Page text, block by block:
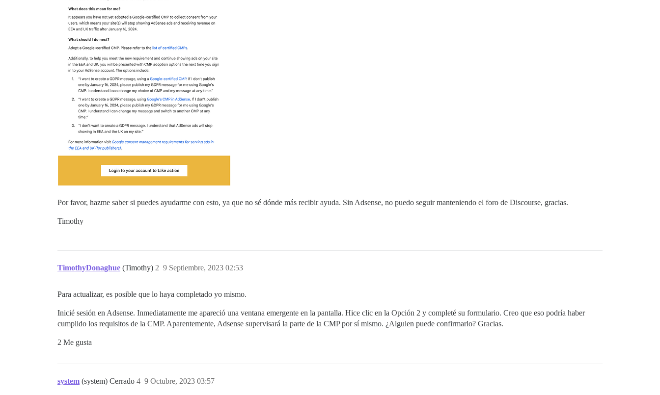
Por favor, hazme saber si puedes ayudarme con esto, ya que no sé dónde más recibir ayuda. Sin Adsense, no puedo seguir manteniendo el foro de Discourse, gracias.
Timothy
TimothyDonaghue (Timothy) 9 Septiembre, 2023 02:53
2
Para actualizar, es posible que lo haya completado yo mismo.
Inicié sesión en Adsense. Inmediatamente me apareció una ventana emergente en la pantalla. Hice clic en la Opción 2 y completé su formulario. Creo que eso podría haber
cumplido los requisitos de la CMP. Aparentemente, Adsense supervisará la parte de la CMP por sí mismo. ¿Alguien puede confirmarlo? Gracias.
2 Me gusta
system (system) Cerrado 9 Octubre, 2023 03:57
4